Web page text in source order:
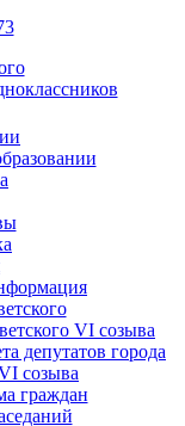
VI созыва
депутатов города
созыва
граждан